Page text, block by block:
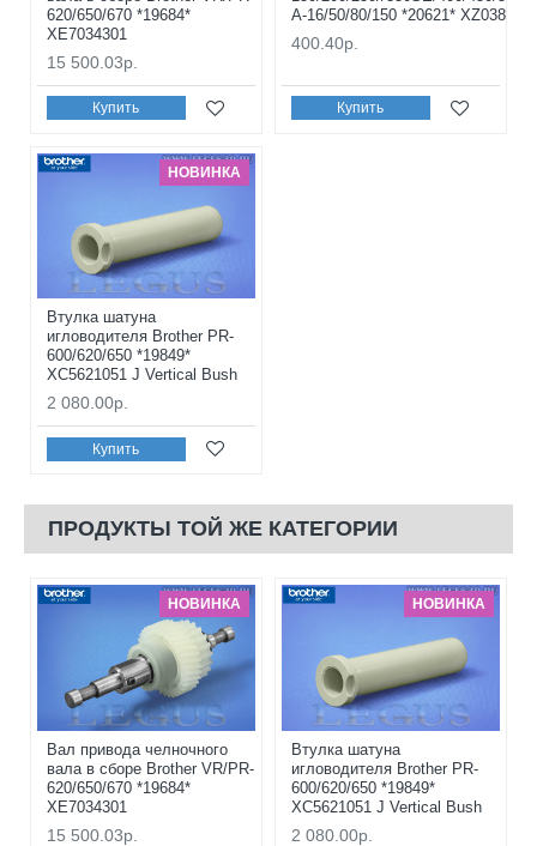
620/650/670 *19684*
XE7034301
15 500.03р.
Купить
A-16/50/80/150 *20621*
400.40р.
Купить
НОВИНКА
Втулка шатуна
игловодителя Brother PR-
600/620/650 *19849*
XC5621051 J Vertical Bush
2 080.00р.
Купить
ПРОДУКТЫ ТОЙ ЖЕ КАТЕГОРИИ
НОВИНКА
Вал привода челночного
вала в сборе Brother VR/PR-
620/650/670 *19684*
XE7034301
15 500.03р.
НОВИНКА
Втулка шатуна
игловодителя Brother PR-
600/620/650 *19849*
XC5621051 J Vertical Bush
2 080.00р.